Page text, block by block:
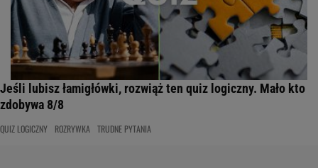
Jeśli lubisz łamigłówki, rozwiąż ten quiz logiczny. Mało kto
zdobywa 8/8
QUIZ LOGICZNY ROZRYWKA TRUDNE PYTANIA